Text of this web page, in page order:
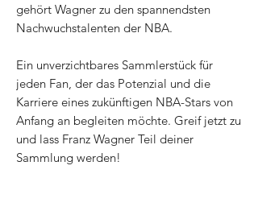
gehört Wagner zu den spannendsten
Nachwuchstalenten der NBA.
Ein unverzichtbares Sammlerstück für
jeden Fan, der das Potenzial und die
Karriere eines zukünftigen NBA-Stars von
Anfang an begleiten möchte. Greif jetzt zu
und lass Franz Wagner Teil deiner
Sammlung werden!